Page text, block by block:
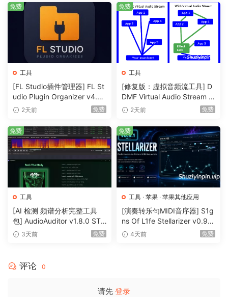
Voice activated recording
VOX is a smart system that can skip silent pauses in audio,
but ignore short snaps and background noise. It works just
like a portable digital recorder.
Automatic Gain Control
AGC used to keep the audio at a consistent volume by
gradually increasing or decreasing the gain in response to
the changes in signal level. You can also configure it
Easily edit recordings
If you wish to edit audio file after recording then you can
use free sound editor add-on. Just open recording
browser, select your recording and click “Edit file in sound
editor” button. First time it will download and install add-
on, next time it will load audio file to editor automatically.
Manage your Recordings
without leaving the program.
Version 7.9.5.3 (09.10.2024)
工具
[FL Studio插件管理器] FL St
udio Plugin Organizer v4.0
[Now with FLP Downgrade]
2天前 免费
免费
工具
[修复版：虚拟音频流工具] D
DMF Virtual Audio Stream v
2.0.2 x32 x64 Rev4-itUsed
2天前 免费
免费
工具
[AI 检测 频谱分析完整工具
包] AudioAuditor v1.8.0 STA
NDALONE PORTABLE [WiN]
3天前 免费
免费
工具 · 苹果 · 苹果其他应用
[演奏转乐句MIDI音序器] S1g
ns Of L1fe Stellarizer v0.9.0
BETA-ARCADiA [MacOSX]
4天前 免费
免费
评论 0
请先 登录